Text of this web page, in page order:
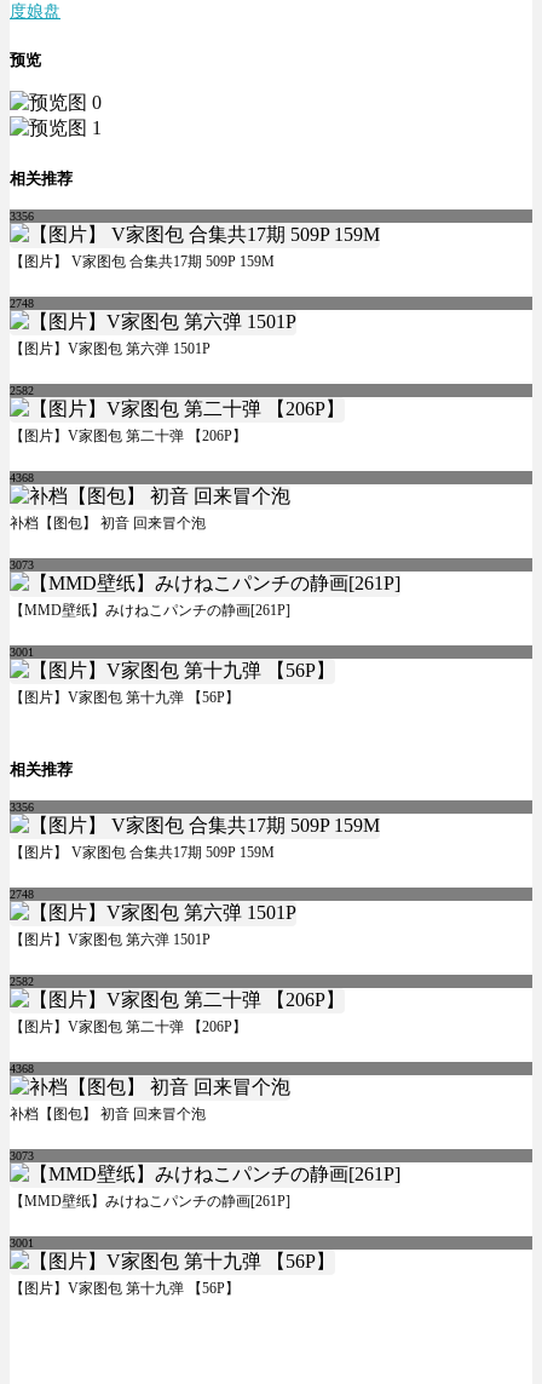
度娘盘
预览
相关推荐
3356
【图片】 V家图包 合集共17期 509P 159M
2748
【图片】V家图包 第六弹 1501P
2582
【图片】V家图包 第二十弹 【206P】
4368
补档【图包】 初音 回来冒个泡
3073
【MMD壁纸】みけねこパンチの静画[261P]
3001
【图片】V家图包 第十九弹 【56P】
相关推荐
3356
【图片】 V家图包 合集共17期 509P 159M
2748
【图片】V家图包 第六弹 1501P
2582
【图片】V家图包 第二十弹 【206P】
4368
补档【图包】 初音 回来冒个泡
3073
【MMD壁纸】みけねこパンチの静画[261P]
3001
【图片】V家图包 第十九弹 【56P】